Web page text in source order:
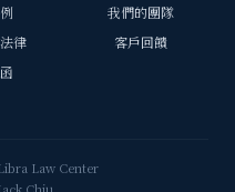
律
我們的團隊
客戶回饋
Law Center